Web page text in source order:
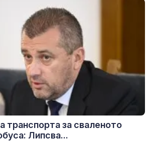
транспорта за сваленото
Липсва...